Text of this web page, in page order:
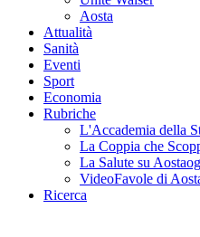
Aosta
Attualità
Sanità
Eventi
Sport
Economia
Rubriche
L'Accademia della
La Coppia che
La Salute su
VideoFavole di
Ricerca